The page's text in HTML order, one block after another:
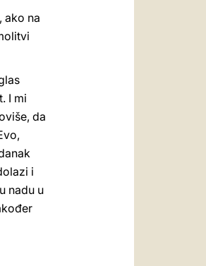
ako na
I mi
da
i
nadu u